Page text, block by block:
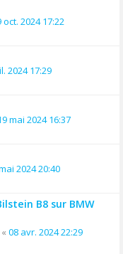
oct. 2024 17:22
2024 17:29
mai 2024 16:37
2024 20:40
B8 sur BMW
« 08 avr. 2024 22:29